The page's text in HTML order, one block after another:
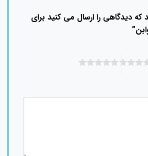
دیدگاهی را ارسال می کنید برای